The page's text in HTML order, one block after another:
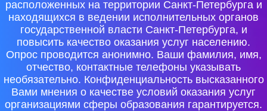
расположенных на территории Санкт-Петербурга и
находящихся в ведении исполнительных органов
государственной власти Санкт-Петербурга, и
повысить качество оказания услуг населению.
Опрос проводится анонимно. Ваши фамилия, имя,
отчество, контактные телефоны указывать
необязательно. Конфиденциальность высказанного
Вами мнения о качестве условий оказания услуг
организациями сферы образования гарантируется.